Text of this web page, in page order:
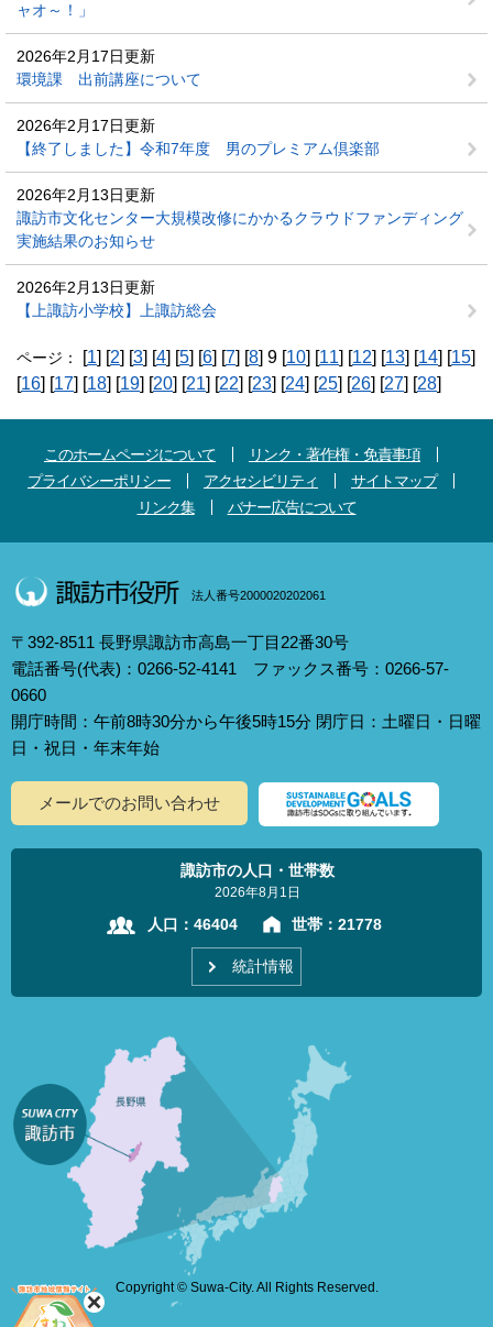
ャオ～！」
2026年2月17日更新
環境課 出前講座について
2026年2月17日更新
【終了しました】令和7年度 男のプレミアム倶楽部
2026年2月13日更新
諏訪市文化センター大規模改修にかかるクラウドファンディング
実施結果のお知らせ
2026年2月13日更新
【上諏訪小学校】上諏訪総会
ページ： [1] [2] [3] [4] [5] [6] [7] [8] 9 [10] [11] [12] [13] [14] [15]
[16] [17] [18] [19] [20] [21] [22] [23] [24] [25] [26] [27] [28]
このホームページについて
リンク・著作権・免責事項
プライバシーポリシー
アクセシビリティ
サイトマップ
リンク集
バナー広告について
法人番号2000020202061
〒392-8511 長野県諏訪市高島一丁目22番30号
電話番号(代表)：0266-52-4141 ファックス番号：0266-57-
0660
開庁時間：午前8時30分から午後5時15分 閉庁日：土曜日・日曜
日・祝日・年末年始
メールでのお問い合わせ
諏訪市の人口・世帯数
2026年8月1日
人口： 46404 世帯： 21778
統計情報
Copyright © Suwa-City. All Rights Reserved.